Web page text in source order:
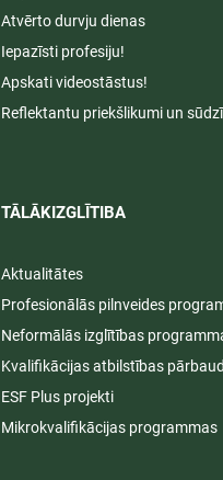
Atvērto durvju dienas
Iepazīsti profesiju!
Apskati videostāstus!
Reflektantu priekšlikumi un
TĀLĀKIZGLĪTIBA
Aktualitātes
Profesionālās pilnveides
Neformālās izglītības
Kvalifikācijas atbilstības
ESF Plus projekti
Mikrokvalifikācijas programmas